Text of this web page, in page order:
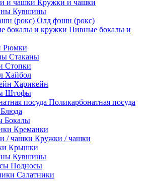
Кружки и чашки
Кувшины
Олд фэшн (рокс)
Пивные бокалы и
Рюмки
Стаканы
Стопки
Хайбол
Харикейн
Штофы
Поликарбонатная посуда
Блюда
Бокалы
Креманки
Кружки / чашки
Крышки
Кувшины
Подносы
Салатники